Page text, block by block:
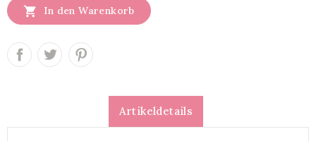
 In den Warenkorb
Artikeldetails